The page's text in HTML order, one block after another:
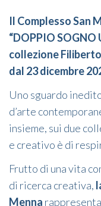
Il Complesso San
“DOPPIO
collezione
dal 23 dicembre
Uno sguardo
d’arte
insieme, sui due
e creativo è di
Frutto di una vita
di ricerca creativa,
Menna